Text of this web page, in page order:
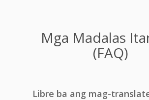
Mga Madalas
(FAQ)
Libre ba ang mag-